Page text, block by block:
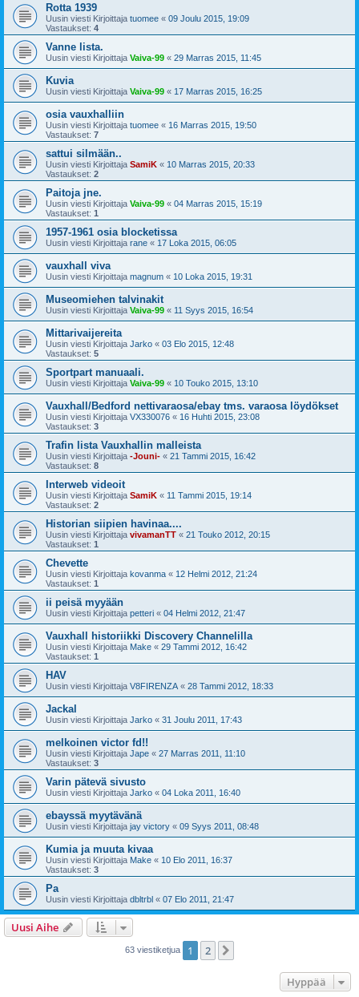
Rotta 1939
Uusin viesti Kirjoittaja tuomee « 09 Joulu 2015, 19:09
Vastaukset: 4
Vanne lista.
Uusin viesti Kirjoittaja Vaiva-99 « 29 Marras 2015, 11:45
Kuvia
Uusin viesti Kirjoittaja Vaiva-99 « 17 Marras 2015, 16:25
osia vauxhalliin
Uusin viesti Kirjoittaja tuomee « 16 Marras 2015, 19:50
Vastaukset: 7
sattui silmään..
Uusin viesti Kirjoittaja SamiK « 10 Marras 2015, 20:33
Vastaukset: 2
Paitoja jne.
Uusin viesti Kirjoittaja Vaiva-99 « 04 Marras 2015, 15:19
Vastaukset: 1
1957-1961 osia blocketissa
Uusin viesti Kirjoittaja rane « 17 Loka 2015, 06:05
vauxhall viva
Uusin viesti Kirjoittaja magnum « 10 Loka 2015, 19:31
Museomiehen talvinakit
Uusin viesti Kirjoittaja Vaiva-99 « 11 Syys 2015, 16:54
Mittarivaijereita
Uusin viesti Kirjoittaja Jarko « 03 Elo 2015, 12:48
Vastaukset: 5
Sportpart manuaali.
Uusin viesti Kirjoittaja Vaiva-99 « 10 Touko 2015, 13:10
Vauxhall/Bedford nettivaraosa/ebay tms. varaosa löydökset
Uusin viesti Kirjoittaja VX330076 « 16 Huhti 2015, 23:08
Vastaukset: 3
Trafin lista Vauxhallin malleista
Uusin viesti Kirjoittaja -Jouni- « 21 Tammi 2015, 16:42
Vastaukset: 8
Interweb videoit
Uusin viesti Kirjoittaja SamiK « 11 Tammi 2015, 19:14
Vastaukset: 2
Historian siipien havinaa....
Uusin viesti Kirjoittaja vivamanTT « 21 Touko 2012, 20:15
Vastaukset: 1
Chevette
Uusin viesti Kirjoittaja kovanma « 12 Helmi 2012, 21:24
Vastaukset: 1
ii peisä myyään
Uusin viesti Kirjoittaja petteri « 04 Helmi 2012, 21:47
Vauxhall historiikki Discovery Channelilla
Uusin viesti Kirjoittaja Make « 29 Tammi 2012, 16:42
Vastaukset: 1
HAV
Uusin viesti Kirjoittaja V8FIRENZA « 28 Tammi 2012, 18:33
Jackal
Uusin viesti Kirjoittaja Jarko « 31 Joulu 2011, 17:43
melkoinen victor fd!!
Uusin viesti Kirjoittaja Jape « 27 Marras 2011, 11:10
Vastaukset: 3
Varin pätevä sivusto
Uusin viesti Kirjoittaja Jarko « 04 Loka 2011, 16:40
ebayssä myytävänä
Uusin viesti Kirjoittaja jay victory « 09 Syys 2011, 08:48
Kumia ja muuta kivaa
Uusin viesti Kirjoittaja Make « 10 Elo 2011, 16:37
Vastaukset: 3
Pa
Uusin viesti Kirjoittaja dbltrbl « 07 Elo 2011, 21:47
Uusi Aihe
63 viestiketjua 1 2
Hyppää